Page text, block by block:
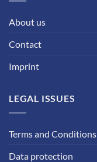
About us
Contact
Imprint
LEGAL ISSUES
Terms and Conditions
Data protection